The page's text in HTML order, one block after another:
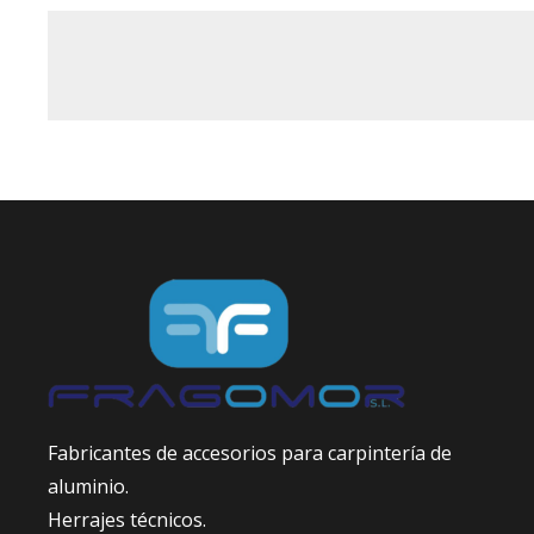
Fabricantes de accesorios para carpintería de
aluminio.
Herrajes técnicos.